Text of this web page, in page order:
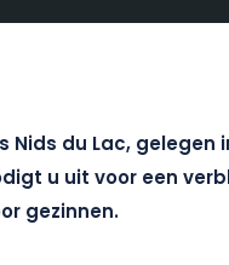
Nids du Lac,
u uit voor een
gezinnen.